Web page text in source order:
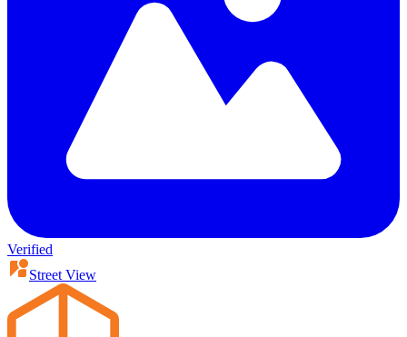
Verified
Street View